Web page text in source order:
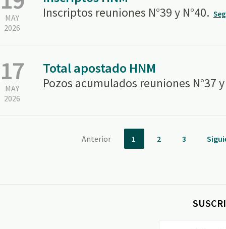
MAY
2026
Inscriptos reuniones N°39 y N°40.
17
MAY
2026
Total apostado HNM
Pozos acumulados reuniones N°37 y
Anterior 1 2 3